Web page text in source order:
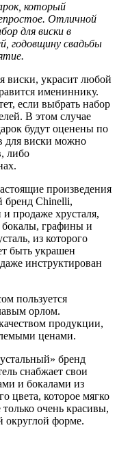
который
Отличной
для виски в
годовщину свадьбы
виски, украсит любой
имениннику.
если выбрать набор
В этом случае
будут оценены по
для виски можно
либо
произведения
бренд Chinelli,
продаже хрусталя,
графины и
из которого
быть украшен
инструктирован
пользуется
орлом.
продукции,
ценами.
бренд
снабжает свои
и бокалами из
цвета, которое мягко
очень красивы,
округлой форме.